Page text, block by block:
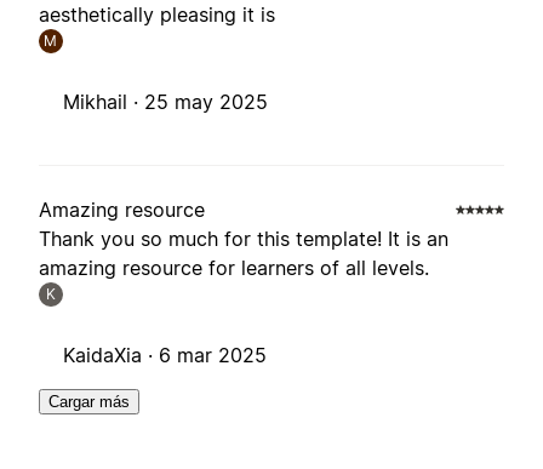
aesthetically pleasing it is
M
Mikhail · 25 may 2025
Amazing resource
Thank you so much for this template! It is an
amazing resource for learners of all levels.
K
KaidaXia · 6 mar 2025
Cargar más